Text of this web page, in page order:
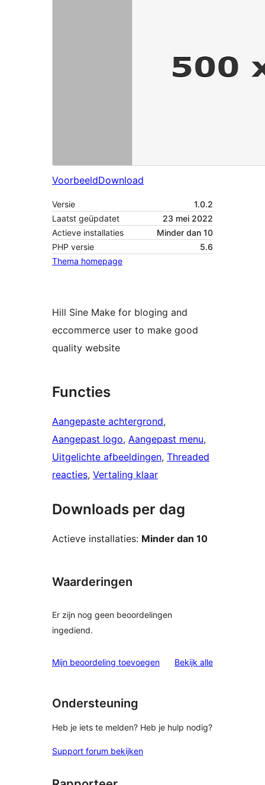
VoorbeeldDownload
Versie
1.0.2
Laatst geüpdatet
23 mei 2022
Actieve installaties
Minder dan 10
PHP versie
5.6
Thema homepage
Hill Sine Make for bloging and
eccommerce user to make good
quality website
Functies
Aangepaste achtergrond
Aangepast logo, Aangepast menu
Uitgelichte afbeeldingen, Threaded
reacties, Vertaling klaar
Downloads per dag
Actieve installaties: Minder dan 10
Waarderingen
Er zijn nog geen beoordelingen
ingediend.
Mijn beoordeling toevoegen Bekijk alle
Ondersteuning
Heb je iets te melden? Heb je hulp nodig?
Support forum bekijken